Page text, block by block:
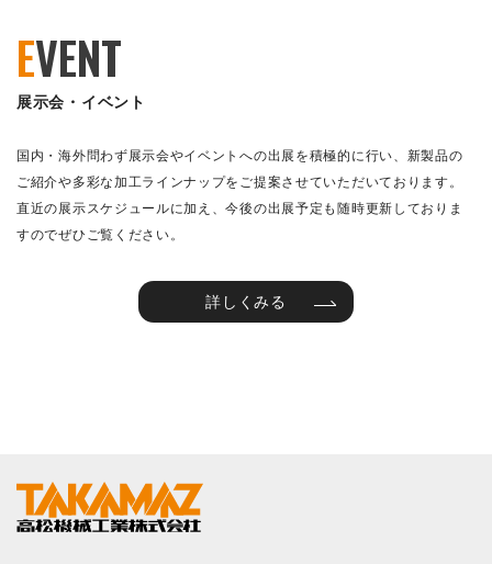
EVENT
展示会・イベント
国内・海外問わず展示会やイベントへの出展を積極的に行い、新製品の
ご紹介や多彩な加工ラインナップをご提案させていただいております。
直近の展示スケジュールに加え、今後の出展予定も随時更新しておりま
すのでぜひご覧ください。
詳しくみる